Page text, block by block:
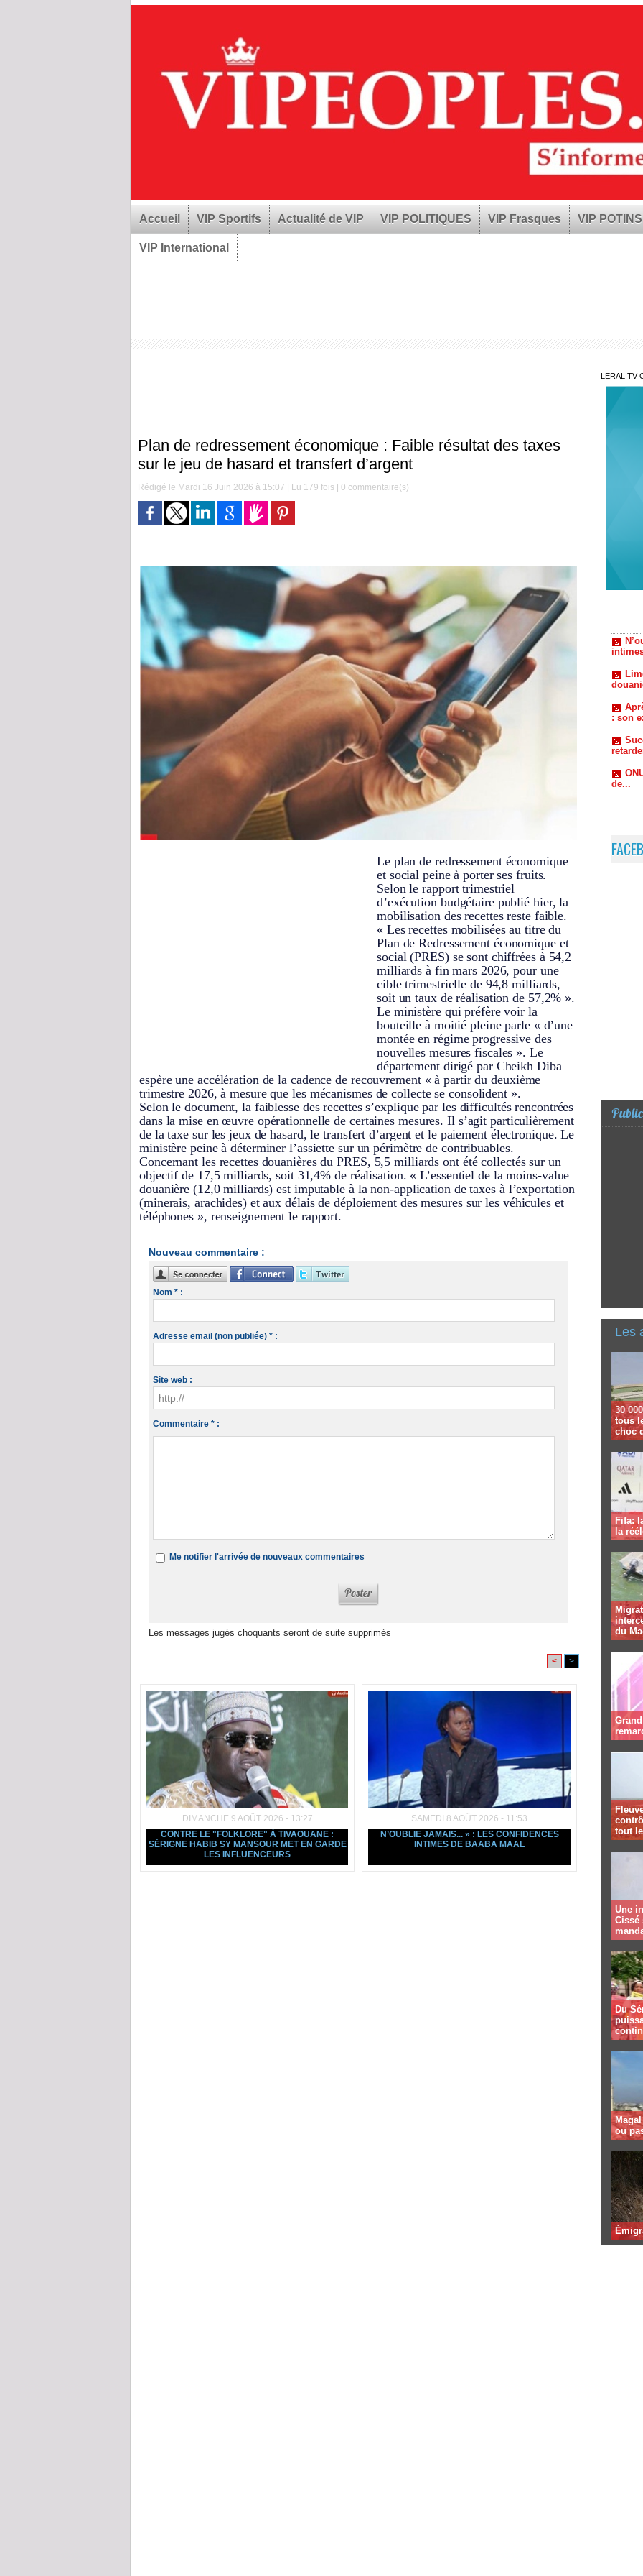
Accueil VIP Sportifs Actualité de VIP VIP POLITIQUES VIP Frasques VIP POTINS
VIP International
Plan de redressement économique : Faible résultat des taxes
sur le jeu de hasard et transfert d’argent
Rédigé le Mardi 16 Juin 2026 à 15:07 | Lu 179 fois | 0 commentaire(s)
Le plan de redressement économique
et social peine à porter ses fruits.
Selon le rapport trimestriel
d’exécution budgétaire publié hier, la
mobilisation des recettes reste faible.
« Les recettes mobilisées au titre du
Plan de Redressement économique et
social (PRES) se sont chiffrées à 54,2
milliards à fin mars 2026, pour une
cible trimestrielle de 94,8 milliards,
soit un taux de réalisation de 57,2% ».
Le ministère qui préfère voir la
bouteille à moitié pleine parle « d’une
montée en régime progressive des
nouvelles mesures fiscales ». Le
département dirigé par Cheikh Diba
espère une accélération de la cadence de recouvrement « à partir du deuxième
trimestre 2026, à mesure que les mécanismes de collecte se consolident ».
Selon le document, la faiblesse des recettes s’explique par les difficultés rencontrées
dans la mise en œuvre opérationnelle de certaines mesures. Il s’agit particulièrement
de la taxe sur les jeux de hasard, le transfert d’argent et le paiement électronique. Le
ministère peine à déterminer l’assiette sur un périmètre de contribuables.
Concernant les recettes douanières du PRES, 5,5 milliards ont été collectés sur un
objectif de 17,5 milliards, soit 31,4% de réalisation. « L’essentiel de la moins-value
douanière (12,0 milliards) est imputable à la non-application de taxes à l’exportation
(minerais, arachides) et aux délais de déploiement des mesures sur les véhicules et
téléphones », renseignement le rapport.
Nouveau commentaire :
Nom * :
Adresse email (non publiée) * :
Site web :
Commentaire * :
Me notifier l'arrivée de nouveaux commentaires
Les messages jugés choquants seront de suite supprimés
< >
DIMANCHE 9 AOÛT 2026 - 13:27
CONTRE LE "FOLKLORE" À TIVAOUANE :
SÉRIGNE HABIB SY MANSOUR MET EN GARDE
LES INFLUENCEURS
SAMEDI 8 AOÛT 2026 - 11:53
N’OUBLIE JAMAIS... » : LES CONFIDENCES
INTIMES DE BAABA MAAL
LERAL TV
: son
de...
Les
30
tous
choc
Fifa:
la
du
tout
Une
Cissé
Du
ou